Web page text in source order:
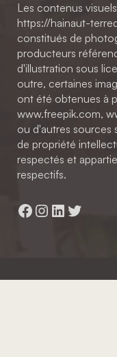
Les contenus
https://hainaut-
constitués de
producteurs
d'illustration sous
outre, certaines
ont été obtenues à
www.freepik.com,
ou d'autres sources
de propriété
respectés et
respectifs.
Facebook
Instagram
LinkedIn
Twitter